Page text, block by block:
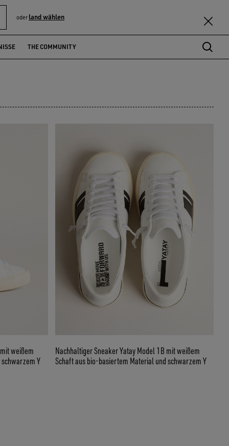
oder land wählen
THE COMMUNITY
weißem
Y
Nachhaltiger Sneaker Yatay Model 1B mit weißem
Schaft aus bio-basiertem Material und schwarzem Y